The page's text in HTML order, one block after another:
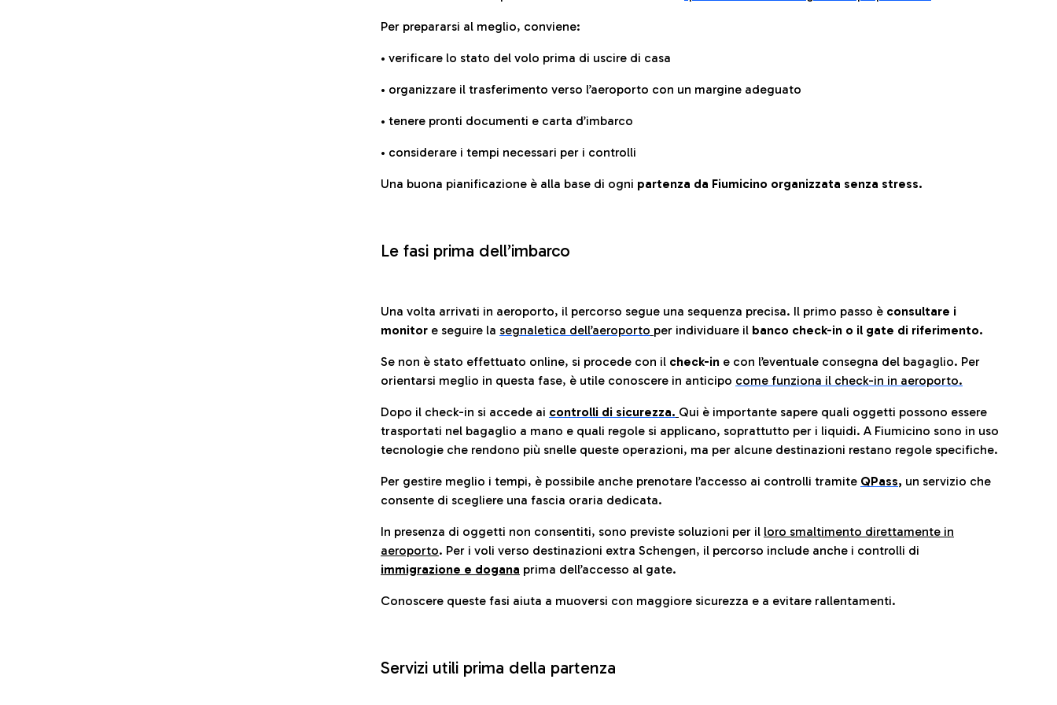
Per prepararsi al meglio, conviene:
• verificare lo stato del volo prima di uscire di casa
• organizzare il trasferimento verso l’aeroporto con un margine adeguato
• tenere pronti documenti e carta d’imbarco
• considerare i tempi necessari per i controlli
Una buona pianificazione è alla base di ogni partenza da Fiumicino organizzata senza stress.
Le fasi prima dell’imbarco
Una volta arrivati in aeroporto, il percorso segue una sequenza precisa. Il primo passo è consultare i
monitor e seguire la segnaletica dell’aeroporto per individuare il banco check-in o il gate di riferimento.
Se non è stato effettuato online, si procede con il check-in e con l’eventuale consegna del bagaglio. Per
orientarsi meglio in questa fase, è utile conoscere in anticipo come funziona il check-in in aeroporto.
Dopo il check-in si accede ai controlli di sicurezza. Qui è importante sapere quali oggetti possono essere
trasportati nel bagaglio a mano e quali regole si applicano, soprattutto per i liquidi. A Fiumicino sono in uso
tecnologie che rendono più snelle queste operazioni, ma per alcune destinazioni restano regole specifiche.
Per gestire meglio i tempi, è possibile anche prenotare l’accesso ai controlli tramite QPass, un servizio che
consente di scegliere una fascia oraria dedicata.
In presenza di oggetti non consentiti, sono previste soluzioni per il loro smaltimento direttamente in
aeroporto. Per i voli verso destinazioni extra Schengen, il percorso include anche i controlli di
immigrazione e dogana prima dell’accesso al gate.
Conoscere queste fasi aiuta a muoversi con maggiore sicurezza e a evitare rallentamenti.
Servizi utili prima della partenza